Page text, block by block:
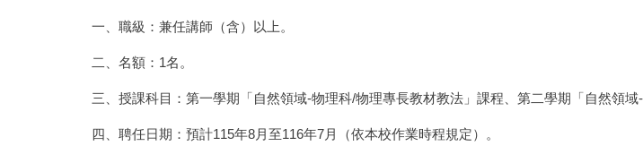
一、職級：兼任講師（含）以上。
二、名額：1名。
三、授課科目：第一學期「自然領域-物理科/物理專長教材教法」課程、第二學期「自然領
四、聘任日期：預計115年8月至116年7月（依本校作業時程規定）。